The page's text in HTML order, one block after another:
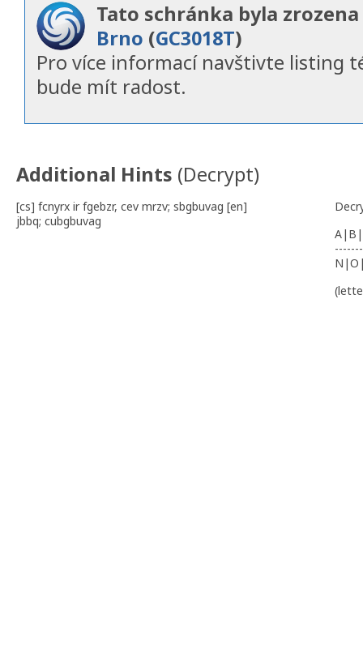
Tato schránka byla
Brno (GC3018T)
Pro více informací navštivte listing
bude mít radost.
Additional Hints (Decrypt)
[cs] fcnyrx ir fgebzr, cev mrzv; sbgbuvag [en]
jbbq; cubgbuvag